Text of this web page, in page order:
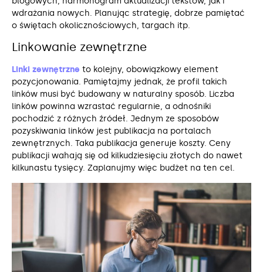
wdrażania nowych. Planując strategię, dobrze pamiętać
o świętach okolicznościowych, targach itp.
Linkowanie zewnętrzne
Linki zewnętrzne to kolejny, obowiązkowy element
pozycjonowania. Pamiętajmy jednak, że profil takich
linków musi być budowany w naturalny sposób. Liczba
linków powinna wzrastać regularnie, a odnośniki
pochodzić z różnych źródeł. Jednym ze sposobów
pozyskiwania linków jest publikacja na portalach
zewnętrznych. Taka publikacja generuje koszty. Ceny
publikacji wahają się od kilkudziesięciu złotych do nawet
kilkunastu tysięcy. Zaplanujmy więc budżet na ten cel.